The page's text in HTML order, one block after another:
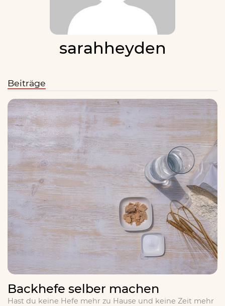
sarahheyden
Beiträge
Backhefe selber machen
Hast du keine Hefe mehr zu Hause und keine Zeit mehr